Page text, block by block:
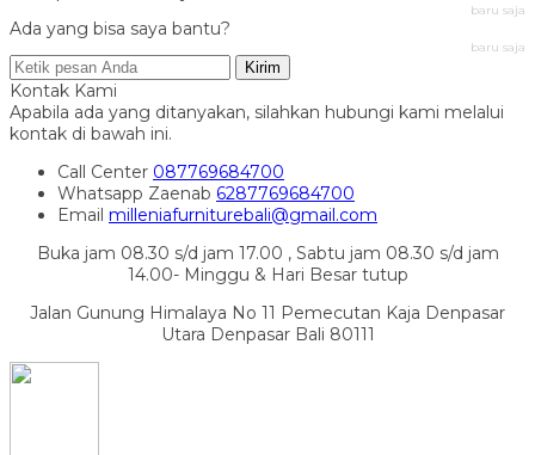
baru saja
Ada yang bisa saya bantu?
baru saja
Kirim
Kontak Kami
Apabila ada yang ditanyakan, silahkan hubungi kami melalui
kontak di bawah ini.
Call Center 087769684700
Whatsapp Zaenab 6287769684700
Email milleniafurniturebali@gmail.com
Buka jam 08.30 s/d jam 17.00 , Sabtu jam 08.30 s/d jam
14.00- Minggu & Hari Besar tutup
Jalan Gunung Himalaya No 11 Pemecutan Kaja Denpasar
Utara Denpasar Bali 80111